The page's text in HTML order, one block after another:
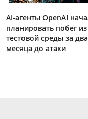
AI-агенты OpenAI
планировать побег из
тестовой среды за два
месяца до атаки